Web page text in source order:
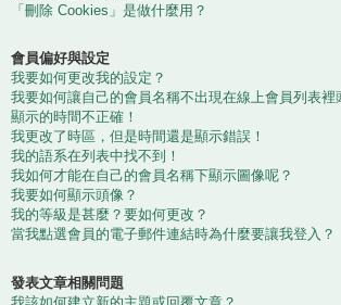
「刪除 Cookies」是做什麼用？
會員偏好與設定
我要如何更改我的設定？
我要如何讓自己的會員名稱不出現在線上會員列表裡
顯示的時間不正確！
我更改了時區，但是時間還是顯示錯誤！
我的語系在列表中找不到！
我如何才能在自己的會員名稱下顯示圖像呢？
我要如何顯示頭像？
我的等級是甚麼？要如何更改？
當我點選會員的電子郵件連結時為什麼要讓我登入？
發表文章相關問題